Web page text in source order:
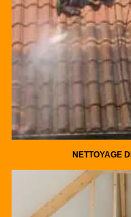
NETTOYAGE